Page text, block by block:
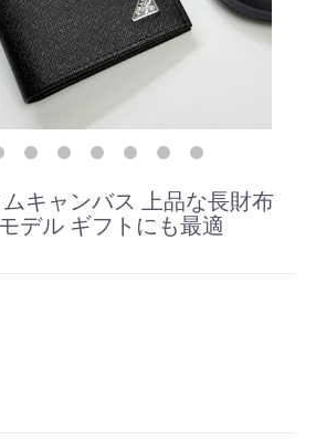
キャンバス 上品な長財布
デル ギフトにも最適